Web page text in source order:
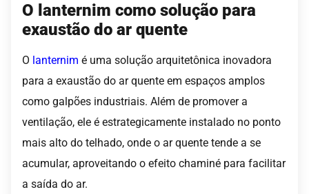
O lanternim como solução para
exaustão do ar quente
O lanternim é uma solução arquitetônica inovadora
para a exaustão do ar quente em espaços amplos
como galpões industriais. Além de promover a
ventilação, ele é estrategicamente instalado no ponto
mais alto do telhado, onde o ar quente tende a se
acumular, aproveitando o efeito chaminé para facilitar
a saída do ar.